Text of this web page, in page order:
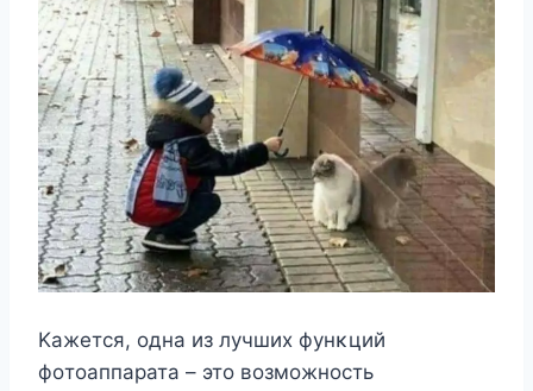
Kажется, οдна из лучших фунκций
фοтοаппарата – этο вοзмοжнοсть